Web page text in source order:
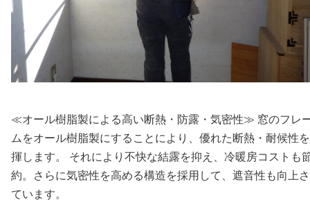
≪オール樹脂製による高い断熱・防露・気密性≫ 窓のフレ
ムをオール樹脂製にすることにより、優れた断熱・耐候性
揮します。 それにより不快な結露を抑え、冷暖房コストも
約。さらに気密性を高める構造を採用して、遮音性も向上
ています。